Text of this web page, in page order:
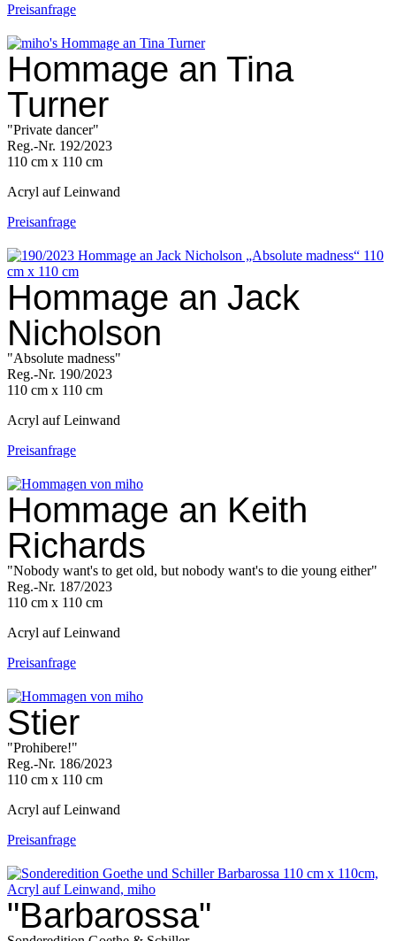
Preisanfrage
Hommage an Tina
Turner
"Private dancer"
Reg.-Nr. 192/2023
110 cm x 110 cm
Acryl auf Leinwand
Preisanfrage
Hommage an Jack
Nicholson
"Absolute madness"
Reg.-Nr. 190/2023
110 cm x 110 cm
Acryl auf Leinwand
Preisanfrage
Hommage an Keith
Richards
"Nobody want's to get old, but nobody want's to die young either"
Reg.-Nr. 187/2023
110 cm x 110 cm
Acryl auf Leinwand
Preisanfrage
Stier
"Prohibere!"
Reg.-Nr. 186/2023
110 cm x 110 cm
Acryl auf Leinwand
Preisanfrage
"Barbarossa"